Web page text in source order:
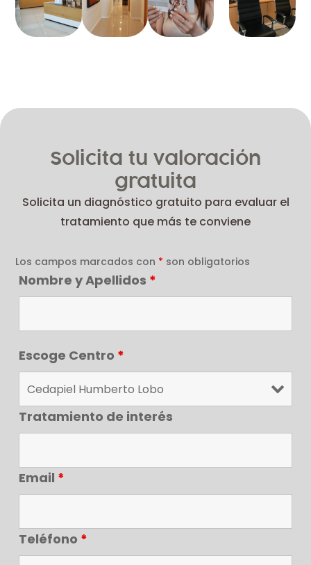
Solicita tu valoración
gratuita
Solicita un diagnóstico gratuito para evaluar el
tratamiento que más te conviene
Los campos marcados con * son obligatorios
Nombre y Apellidos *
Escoge Centro *
Tratamiento de interés
Email *
Teléfono *